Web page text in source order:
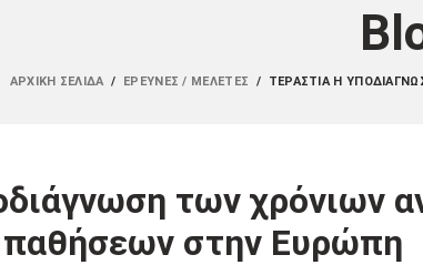
ΑΡΧΙΚΉ ΣΕΛΊΔΑ / ΈΡΕΥΝΕΣ / ΜΕΛΈΤΕΣ / ΤΕΡΆΣΤΙΑ Η
των χρόνιων
παθήσεων στην Ευρώπη